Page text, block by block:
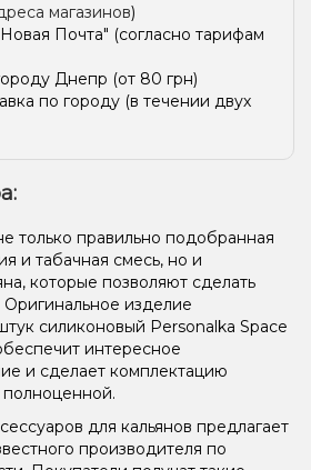
магазинов)
Почта" (согласно тарифам
Днепр (от 80 грн)
по городу (в течении двух
только правильно подобранная
и табачная смесь, но и
которые позволяют сделать
изделие
силиконовый Personalka Space
интересное
и сделает комплектацию
полноценной.
для кальянов предлагает
производителя по